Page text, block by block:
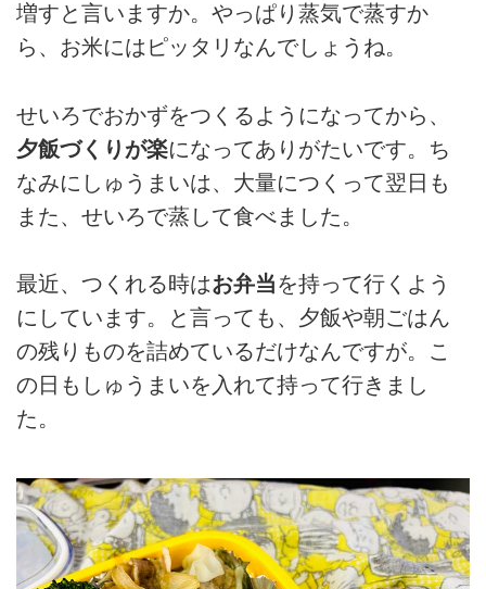
増すと言いますか。やっぱり蒸気で蒸すか
ら、お米にはピッタリなんでしょうね。
せいろでおかずをつくるようになってから、
夕飯づくりが楽になってありがたいです。ち
なみにしゅうまいは、大量につくって翌日も
また、せいろで蒸して食べました。
最近、つくれる時はお弁当を持って行くよう
にしています。と言っても、夕飯や朝ごはん
の残りものを詰めているだけなんですが。こ
の日もしゅうまいを入れて持って行きまし
た。